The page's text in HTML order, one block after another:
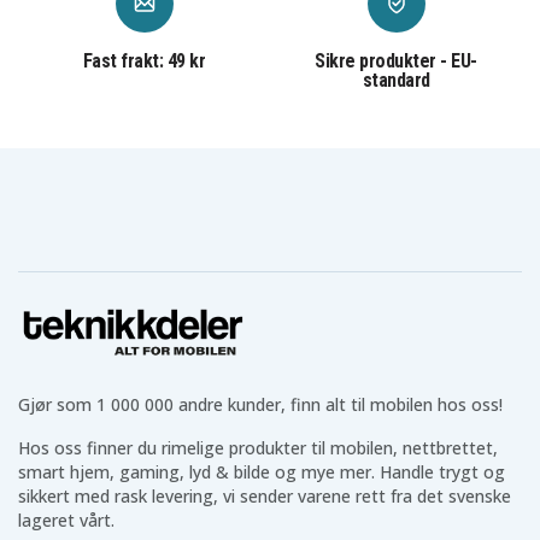
Hodetelefoner etter ditt behov
Vi tilbyr et stort utvalg av hodetelefonersom AirPods,
I tillegg har vi teknikk til hverdagsbruk som
powerbanks ,batterier belysning
som gjør hverdagen enklere.
vurderinger på Trustpilot, Google og andre
plattformer. Du får trygg betaling, fast fraktpris og
rask levering fra vårt lager.
Fast frakt: 49 kr
Sikre produkter - EU-
standard
Gjør som 1 000 000 andre kunder, finn alt til mobilen hos oss!
Hos oss finner du rimelige produkter til mobilen, nettbrettet,
smart hjem, gaming, lyd & bilde og mye mer. Handle trygt og
sikkert med rask levering, vi sender varene rett fra det svenske
lageret vårt.